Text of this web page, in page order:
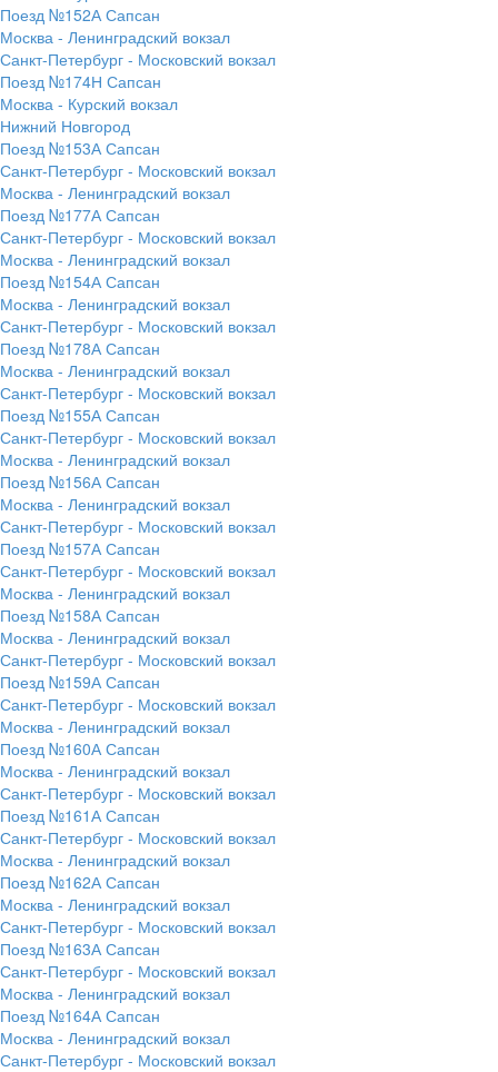
Поезд №152А Сапсан
Москва - Ленинградский вокзал
Санкт-Петербург - Московский вокзал
Поезд №174Н Сапсан
Москва - Курский вокзал
Нижний Новгород
Поезд №153А Сапсан
Санкт-Петербург - Московский вокзал
Москва - Ленинградский вокзал
Поезд №177А Сапсан
Санкт-Петербург - Московский вокзал
Москва - Ленинградский вокзал
Поезд №154А Сапсан
Москва - Ленинградский вокзал
Санкт-Петербург - Московский вокзал
Поезд №178А Сапсан
Москва - Ленинградский вокзал
Санкт-Петербург - Московский вокзал
Поезд №155А Сапсан
Санкт-Петербург - Московский вокзал
Москва - Ленинградский вокзал
Поезд №156А Сапсан
Москва - Ленинградский вокзал
Санкт-Петербург - Московский вокзал
Поезд №157А Сапсан
Санкт-Петербург - Московский вокзал
Москва - Ленинградский вокзал
Поезд №158А Сапсан
Москва - Ленинградский вокзал
Санкт-Петербург - Московский вокзал
Поезд №159А Сапсан
Санкт-Петербург - Московский вокзал
Москва - Ленинградский вокзал
Поезд №160А Сапсан
Москва - Ленинградский вокзал
Санкт-Петербург - Московский вокзал
Поезд №161А Сапсан
Санкт-Петербург - Московский вокзал
Москва - Ленинградский вокзал
Поезд №162А Сапсан
Москва - Ленинградский вокзал
Санкт-Петербург - Московский вокзал
Поезд №163А Сапсан
Санкт-Петербург - Московский вокзал
Москва - Ленинградский вокзал
Поезд №164А Сапсан
Москва - Ленинградский вокзал
Санкт-Петербург - Московский вокзал